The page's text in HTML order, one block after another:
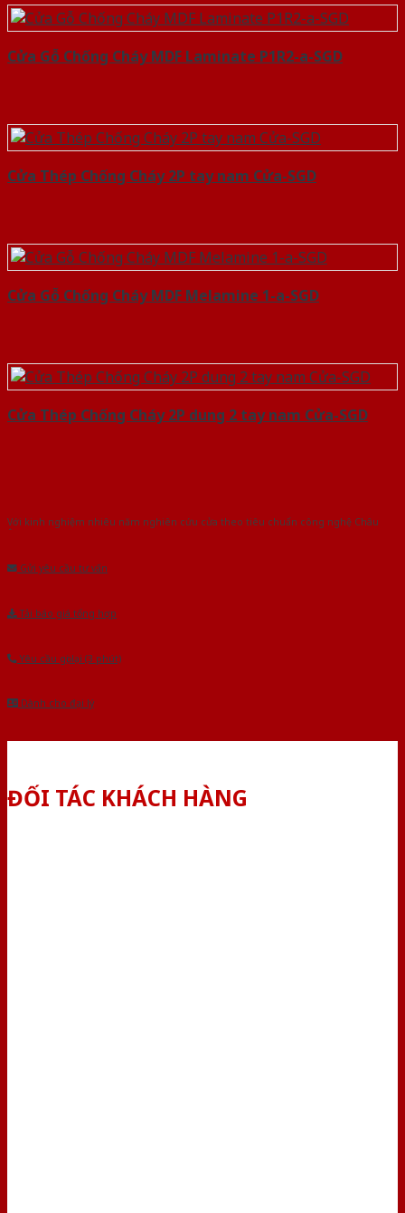
Cửa Gỗ Chống Cháy MDF Laminate P1R2-a-SGD
Cửa Thép Chống Cháy 2P tay nam Cửa-SGD
Cửa Gỗ Chống Cháy MDF Melamine 1-a-SGD
Cửa Thép Chống Cháy 2P dung 2 tay nam Cửa-SGD
Với kinh nghiệm nhiêu năm nghiên cứu cửa theo tiêu chuẩn công nghệ Châu
Gửi yêu cầu tư vấn
Tải báo giá tổng hợp
Yêu cầu gọi lại (3 phút)
Dành cho đại lý
ĐỐI TÁC KHÁCH HÀNG